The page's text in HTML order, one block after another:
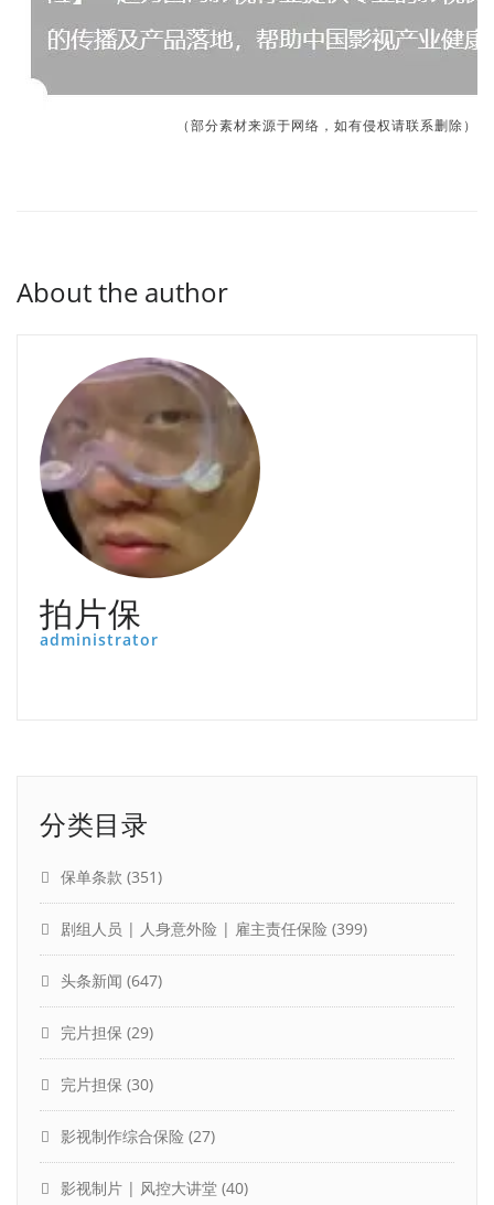
（部分素材来源于网络，如有侵权请联系删除）
About the author
拍片保
administrator
分类目录
保单条款 (351)
剧组人员 | 人身意外险 | 雇主责任保险 (399)
头条新闻 (647)
完片担保 (29)
完片担保 (30)
影视制作综合保险 (27)
影视制片 | 风控大讲堂 (40)